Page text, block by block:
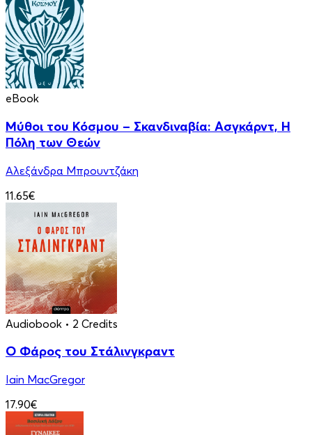
eBook
Μύθοι του Κόσμου – Σκανδιναβία: Ασγκάρντ, Η
Πόλη των Θεών
Αλεξάνδρα Μπρουντζάκη
11.65€
Audiobook • 2 Credits
Ο Φάρος του Στάλινγκραντ
Iain MacGregor
17.90€